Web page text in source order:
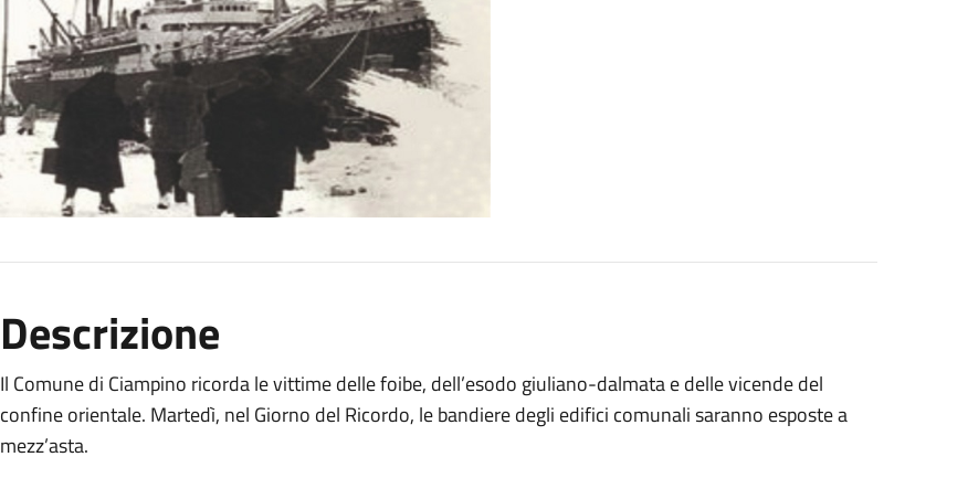
Descrizione
Il Comune di Ciampino ricorda le vittime delle foibe, dell’esodo giuliano-dalmata e delle vicende del
confine orientale. Martedì, nel Giorno del Ricordo, le bandiere degli edifici comunali saranno esposte a
mezz’asta.